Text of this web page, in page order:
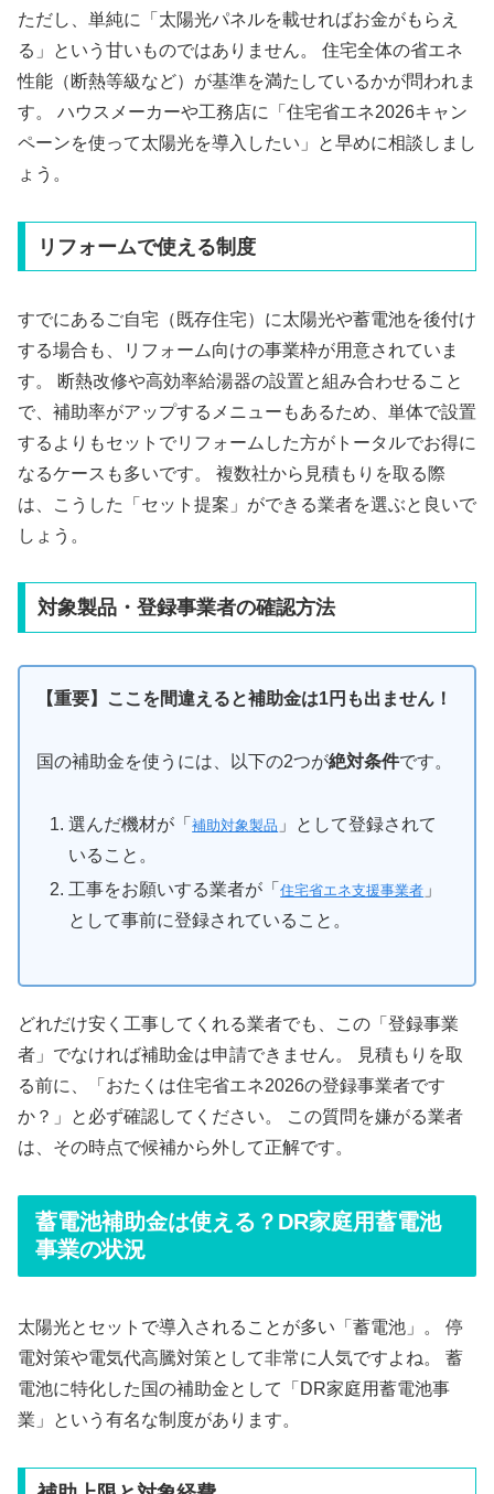
ただし、単純に「太陽光パネルを載せればお金がもらえ
る」という甘いものではありません。 住宅全体の省エネ
性能（断熱等級など）が基準を満たしているかが問われま
す。 ハウスメーカーや工務店に「住宅省エネ2026キャン
ペーンを使って太陽光を導入したい」と早めに相談しまし
ょう。
リフォームで使える制度
すでにあるご自宅（既存住宅）に太陽光や蓄電池を後付け
する場合も、リフォーム向けの事業枠が用意されていま
す。 断熱改修や高効率給湯器の設置と組み合わせること
で、補助率がアップするメニューもあるため、単体で設置
するよりもセットでリフォームした方がトータルでお得に
なるケースも多いです。 複数社から見積もりを取る際
は、こうした「セット提案」ができる業者を選ぶと良いで
しょう。
対象製品・登録事業者の確認方法
【重要】ここを間違えると補助金は1円も出ません！
国の補助金を使うには、以下の2つが絶対条件です。
選んだ機材が「補助対象製品 」として登録されて
いること。
工事をお願いする業者が「住宅省エネ支援事業者 」
として事前に登録されていること。
どれだけ安く工事してくれる業者でも、この「登録事業
者」でなければ補助金は申請できません。 見積もりを取
る前に、「おたくは住宅省エネ2026の登録事業者です
か？」と必ず確認してください。 この質問を嫌がる業者
は、その時点で候補から外して正解です。
蓄電池補助金は使える？DR家庭用蓄電池
事業の状況
太陽光とセットで導入されることが多い「蓄電池」。 停
電対策や電気代高騰対策として非常に人気ですよね。 蓄
電池に特化した国の補助金として「DR家庭用蓄電池事
業」という有名な制度があります。